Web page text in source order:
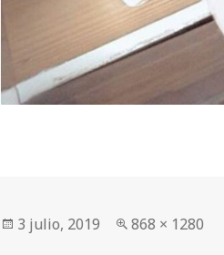
Publicado
3 julio, 2019
Tamaño
868 × 1280